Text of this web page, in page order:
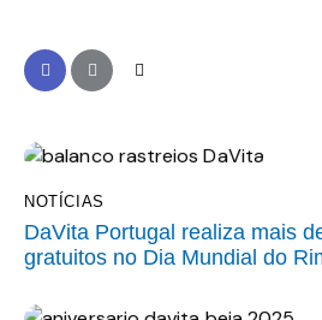
NOTÍCIAS
DaVita Portugal realiza mais
gratuitos no Dia Mundial do